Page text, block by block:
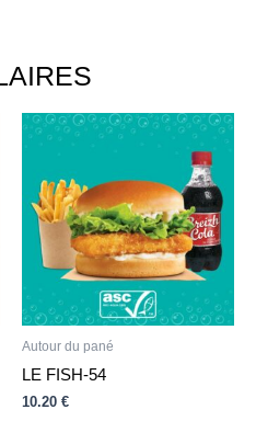
Autour du pané
LE FISH-54
10.20 €